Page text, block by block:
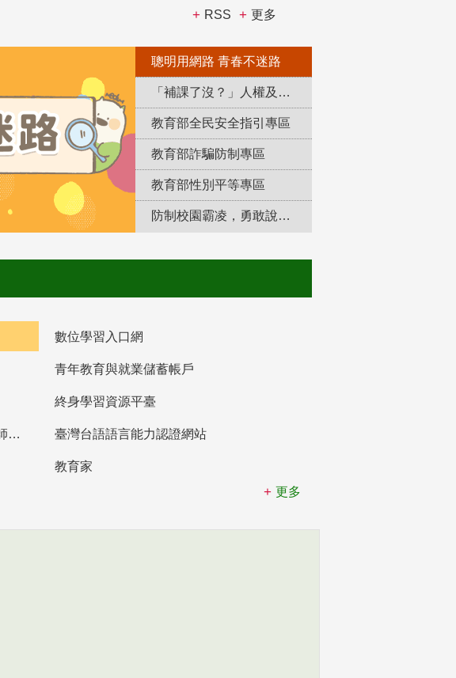
RSS 更多
聰明用網路 青春不迷路
「補課了沒？」人權及轉型正義教育專區
教育部全民安全指引專區
教育部詐騙防制專區
教育部性別平等專區
防制校園霸凌，勇敢說出來！
數位學習入口網
青年教育與就業儲蓄帳戶
終身學習資源平臺
教育部高中等以下學校及幼兒園教師資格檢定考試 臺灣台語語言能力認證網站
教育家
更多